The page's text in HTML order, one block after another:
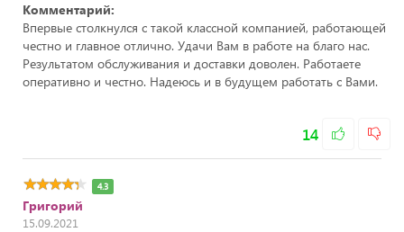
Комментарий:
Впервые столкнулся с такой классной компанией, работающей
честно и главное отлично. Удачи Вам в работе на благо нас.
Результатом обслуживания и доставки доволен. Работаете
оперативно и честно. Надеюсь и в будущем работать с Вами.
14
4.3
Григорий
15.09.2021